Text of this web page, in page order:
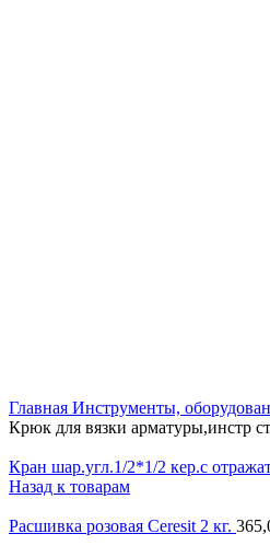
Главная Инструменты,
Крюк для вязки арматуры,инстр
Кран шар.угл.1/2*1/2 кер.с
Назад к товарам
Расшивка розовая Ceresit 2 кг.